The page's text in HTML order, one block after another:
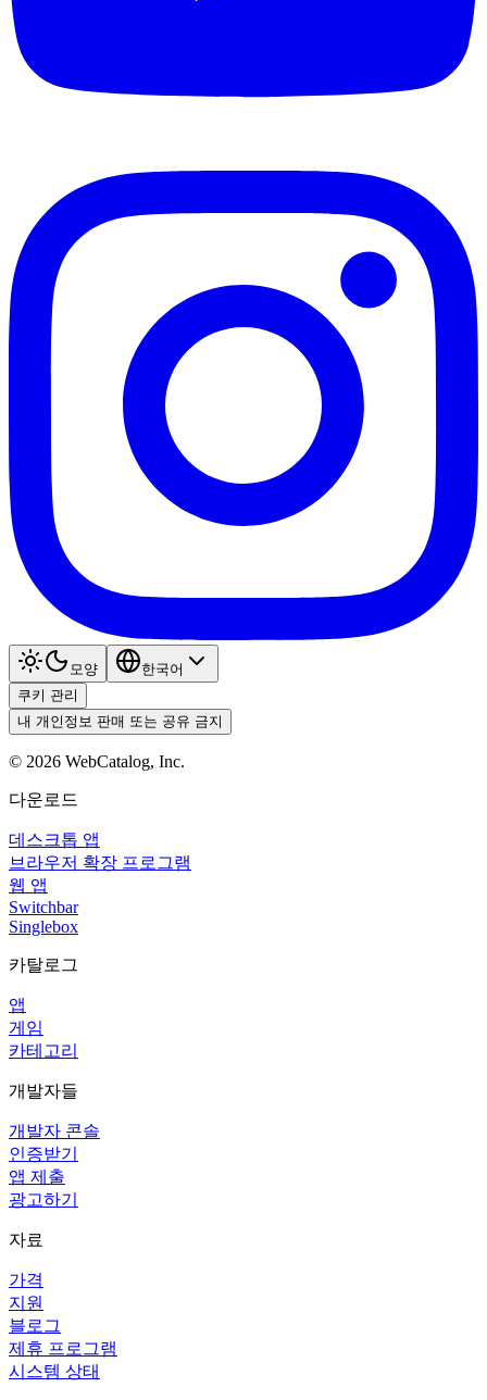
모양
한국어
쿠키 관리
내 개인정보 판매 또는 공유 금지
© 2026 WebCatalog, Inc.
다운로드
데스크톱 앱
브라우저 확장 프로그램
웹 앱
Switchbar
Singlebox
카탈로그
앱
게임
카테고리
개발자들
개발자 콘솔
인증받기
앱 제출
광고하기
자료
가격
지원
블로그
제휴 프로그램
시스템 상태